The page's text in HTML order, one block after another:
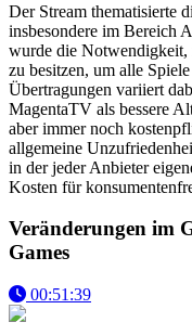
Der Stream thematisierte
insbesondere im Bereich
wurde die
zu besitzen, um alle
Übertragungen variiert
MagentaTV als bessere
aber immer noch
allgemeine
in der jeder Anbieter
Kosten für
Veränderungen im
Games
00:51:39